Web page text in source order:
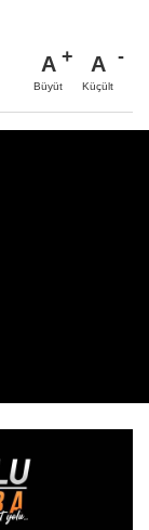
A
Büyüt
A
Küçült